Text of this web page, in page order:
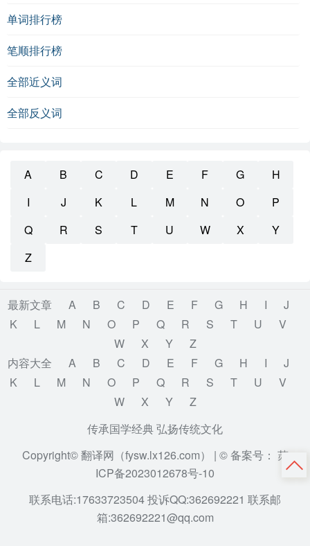
单词排行榜
笔顺排行榜
全部近义词
全部反义词
A B C D E F G
H
I
J K L M N O
P
Q
R S T U W X
Y
Z
最新文章 A B C D E F G H I
J
K
L M N O P Q R S T U
V
W
X Y
Z
内容大全
A B C D E F G H I
J
K
L M N O P Q R S T U
V
W
X Y
Z
传承国学经典 弘扬传统文化
Copyright© 翻译网（fysw.lx126.com） | © 备案号： 苏
ICP备2023012678号-10
联系电话:17633723504 投诉QQ:362692221 联系邮
箱:362692221@qq.com